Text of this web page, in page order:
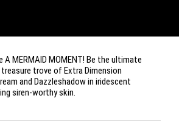
A MERMAID MOMENT! Be the ultimate
trove of Extra Dimension
and Dazzleshadow in iridescent
siren-worthy skin.